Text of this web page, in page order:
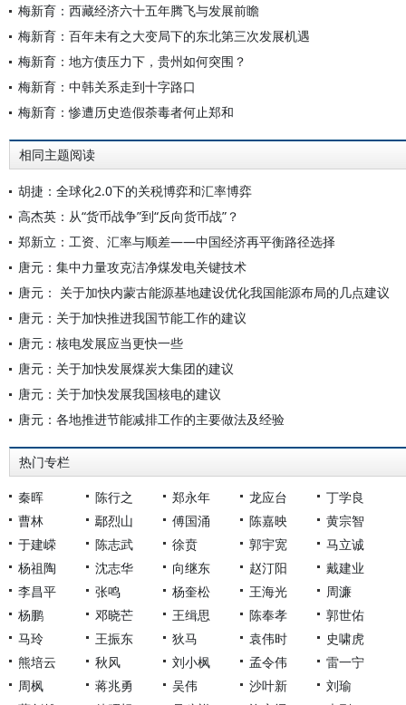
梅新育：西藏经济六十五年腾飞与发展前瞻
梅新育：百年未有之大变局下的东北第三次发展机遇
梅新育：地方债压力下，贵州如何突围？
梅新育：中韩关系走到十字路口
梅新育：惨遭历史造假荼毒者何止郑和
相同主题阅读
胡捷：全球化2.0下的关税博弈和汇率博弈
高杰英：从“货币战争”到“反向货币战”？
郑新立：工资、汇率与顺差——中国经济再平衡路径选择
唐元：集中力量攻克洁净煤发电关键技术
唐元： 关于加快内蒙古能源基地建设优化我国能源布局的几点建议
唐元：关于加快推进我国节能工作的建议
唐元：核电发展应当更快一些
唐元：关于加快发展煤炭大集团的建议
唐元：关于加快发展我国核电的建议
唐元：各地推进节能减排工作的主要做法及经验
热门专栏
秦晖 陈行之 郑永年 龙应台
丁学良
曹林
鄢烈山 傅国涌 陈嘉映
黄宗智
于建嵘
陈志武 徐贲 郭宇宽
马立诚
杨祖陶
沈志华 向继东 赵汀阳
戴建业
李昌平
张鸣 杨奎松 王海光
周濂
杨鹏
邓晓芒 王缉思 陈奉孝
郭世佑
马玲
王振东 狄马 袁伟时
史啸虎
熊培云
秋风 刘小枫 孟令伟
雷一宁
周枫
蒋兆勇 吴伟 沙叶新
刘瑜